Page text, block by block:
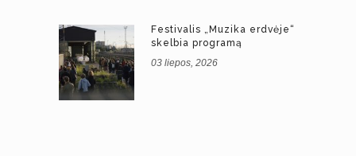
Festivalis „Muzika erdvėje“
skelbia programą
03 liepos, 2026